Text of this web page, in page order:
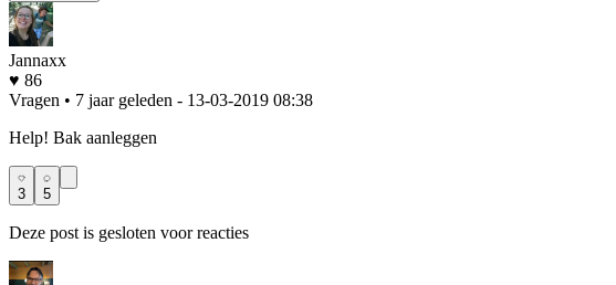
Jannaxx
♥ 86
Vragen • 7 jaar geleden - 13-03-2019 08:38
Help! Bak aanleggen
3 5
Deze post is gesloten voor reacties